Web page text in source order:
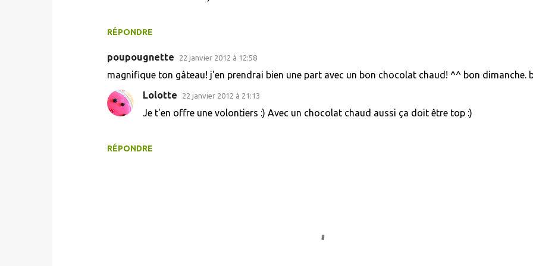
RÉPONDRE
poupougnette 22 janvier 2012 à 12:58
magnifique ton gâteau! j'en prendrai bien une part avec un bon chocolat chaud! ^^ bon dimanche.
RÉPONDRE
Lolotte 22 janvier 2012 à 21:13
Je t'en offre une volontiers :) Avec un chocolat chaud aussi ça doit être top :)